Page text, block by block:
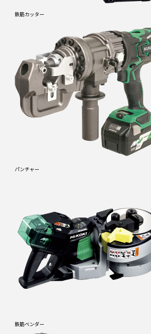
鉄筋カッター
パンチャー
鉄筋ベンダーLINE査定